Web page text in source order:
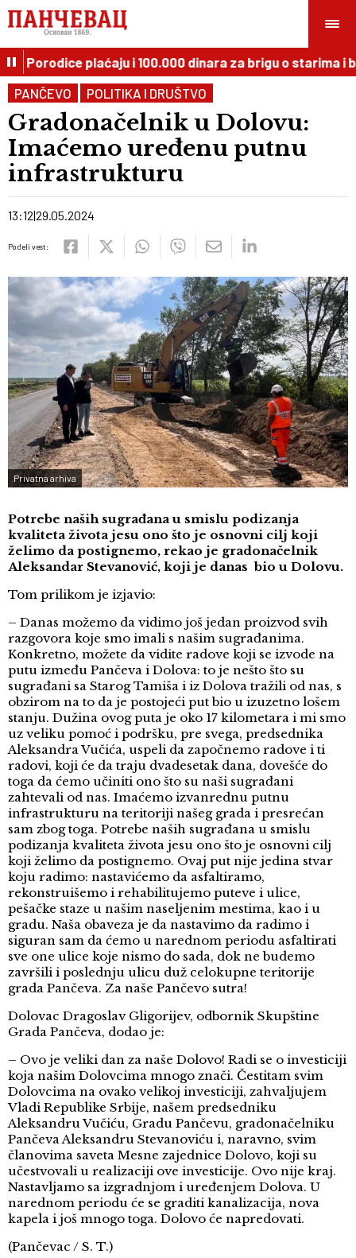
Porodice plaćaju i 100.000 dinara za brigu o starima i
PANČEVO
POLITIKA I DRUŠTVO
Gradonačelnik u Dolovu:
Imaćemo uređenu putnu
infrastrukturu
13:12 29.05.2024
Podeli vest:
Privatna arhiva
Potrebe naših sugrađana u smislu podizanja
kvaliteta života jesu ono što je osnovni cilj koji
želimo da postignemo, rekao je gradonačelnik
Aleksandar Stevanović, koji je danas bio u Dolovu.
Tom prilikom je izjavio:
– Danas možemo da vidimo još jedan proizvod svih
razgovora koje smo imali s našim sugrađanima.
Konkretno, možete da vidite radove koji se izvode na
putu između Pančeva i Dolova: to je nešto što su
sugrađani sa Starog Tamiša i iz Dolova tražili od nas, s
obzirom na to da je postojeći put bio u izuzetno lošem
stanju. Dužina ovog puta je oko 17 kilometara i mi smo
uz veliku pomoć i podršku, pre svega, predsednika
Aleksandra Vučića, uspeli da započnemo radove i ti
radovi, koji će da traju dvadesetak dana, dovešće do
toga da ćemo učiniti ono što su naši sugrađani
zahtevali od nas. Imaćemo izvanrednu putnu
infrastrukturu na teritoriji našeg grada i presrećan
sam zbog toga. Potrebe naših sugrađana u smislu
podizanja kvaliteta života jesu ono što je osnovni cilj
koji želimo da postignemo. Ovaj put nije jedina stvar
koju radimo: nastavićemo da asfaltiramo,
rekonstruišemo i rehabilitujemo puteve i ulice,
pešačke staze u našim naseljenim mestima, kao i u
gradu. Naša obaveza je da nastavimo da radimo i
siguran sam da ćemo u narednom periodu asfaltirati
sve one ulice koje nismo do sada, dok ne budemo
završili i poslednju ulicu duž celokupne teritorije
grada Pančeva. Za naše Pančevo sutra!
Dolovac Dragoslav Gligorijev, odbornik Skupštine
Grada Pančeva, dodao je:
– Ovo je veliki dan za naše Dolovo! Radi se o investiciji
koja našim Dolovcima mnogo znači. Čestitam svim
Dolovcima na ovako velikoj investiciji, zahvaljujem
Vladi Republike Srbije, našem predsedniku
Aleksandru Vučiću, Gradu Pančevu, gradonačelniku
Pančeva Aleksandru Stevanoviću i, naravno, svim
članovima saveta Mesne zajednice Dolovo, koji su
učestvovali u realizaciji ove investicije. Ovo nije kraj.
Nastavljamo sa izgradnjom i uređenjem Dolova. U
narednom periodu će se graditi kanalizacija, nova
kapela i još mnogo toga. Dolovo će napredovati.
(Pančevac / S. T.)